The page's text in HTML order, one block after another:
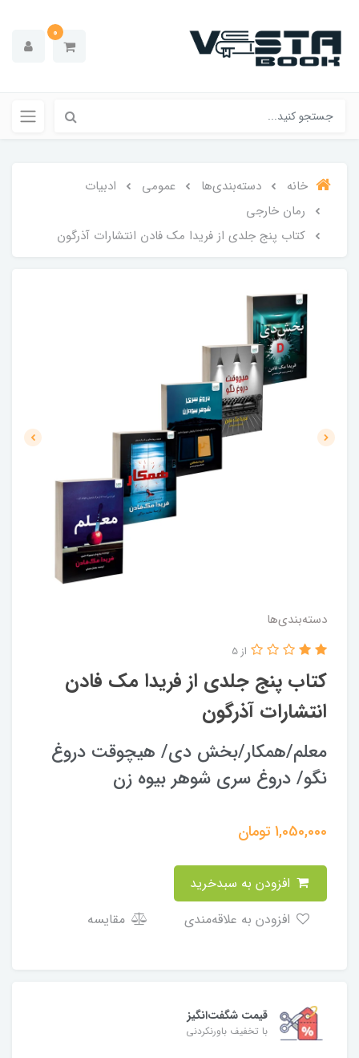
0
خانه دسته‌بندی‌ها عمومی
ادبیات
رمان خارجی
کتاب پنج جلدی از فریدا مک‌ فادن انتشارات آذرگون
دسته‌بندی‌ها
کتاب پنج جلدی از فریدا مک‌ فادن
انتشارات آذرگون
از 5
معلم/همکار/بخش دی/ هیچوقت دروغ
نگو/ دروغ سری شوهر بیوه زن
1,050,000تومان
مقایسه
قیمت شگفت‌انگیز
با تخفیف باورنکردنی